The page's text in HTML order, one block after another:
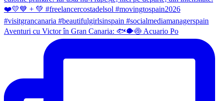
Aventuri cu Victor în Gran Canaria: 🐟🐡🍥 Acuario Po